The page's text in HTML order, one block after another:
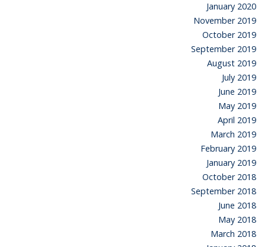
January 2020
November 2019
October 2019
September 2019
August 2019
July 2019
June 2019
May 2019
April 2019
March 2019
February 2019
January 2019
October 2018
September 2018
June 2018
May 2018
March 2018